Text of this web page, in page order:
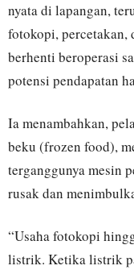
nyata di lapangan,
fotokopi, percetakan,
berhenti beroperasi
potensi pendapatan
Ia menambahkan,
beku (frozen food),
terganggunya mesin
rusak dan
“Usaha fotokopi
listrik. Ketika listrik